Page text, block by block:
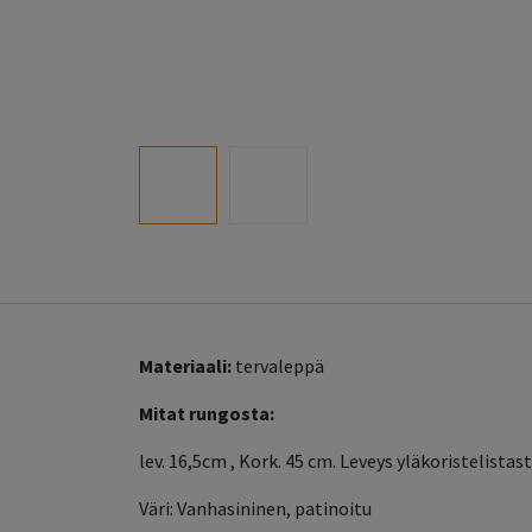
Materiaali: tervaleppä
Mitat rungosta:
lev. 16,5cm , Kork. 45 cm. Leveys
Väri: Vanhasininen, patinoitu